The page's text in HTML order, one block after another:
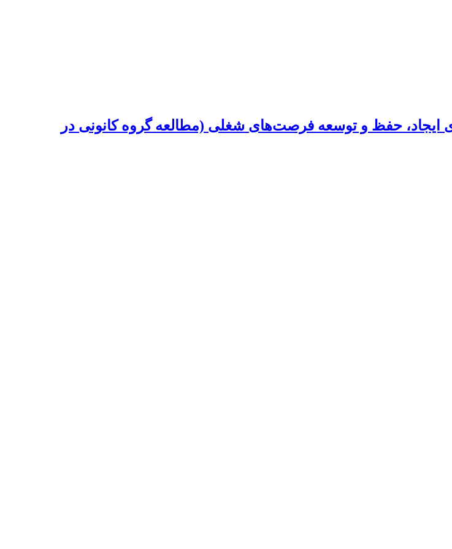
ایجاد، حفظ و توسعه فرصت‌های شغلی (مطالعه گروه کانونی در